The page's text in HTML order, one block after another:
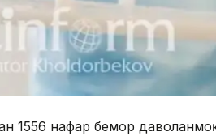
1556 нафар бемор